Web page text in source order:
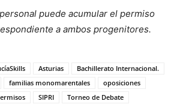
puede acumular el permiso
a ambos progenitores.
Asturias
Bachillerato Internacional.
familias monomarentales
oposiciones
SIPRI Torneo de Debate